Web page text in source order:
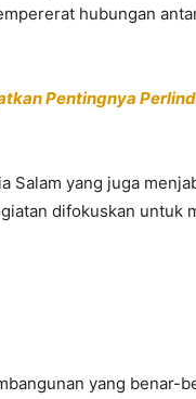
hubungan
Pentingnya
Salam yang juga
difokuskan untuk
yang benar-